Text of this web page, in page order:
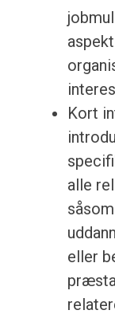
Kort
alle
eller